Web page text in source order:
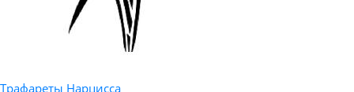
Трафареты Нарцисса